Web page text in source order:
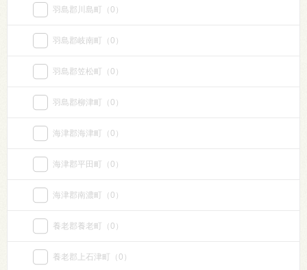
羽島郡川島町 （0）
羽島郡岐南町 （0）
羽島郡笠松町 （0）
羽島郡柳津町 （0）
海津郡海津町 （0）
海津郡平田町 （0）
海津郡南濃町 （0）
養老郡養老町 （0）
養老郡上石津町 （0）